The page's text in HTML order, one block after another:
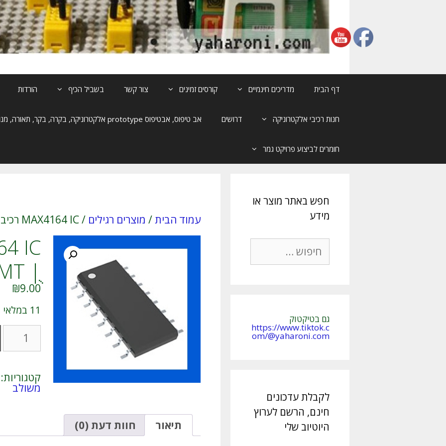
דף הבית מדריכים חינמיים קורסים זמינים צור קשר בשביל הכיף הורדות
חנות רכיבי אלקטרוניקה דרושים אב טיפוס, אבטיפוס prototype אלקטרוניקה, בקרה, בקר, תאורה, מנוע, הנעה
חומרים לביצוע פרויקט גמר
עמוד הבית/ מוצרים רגילים / MAX4164 IC רכיב ֻ| SMT
ֻ| SMT
₪9.00
11 במלאי
כמות
רכיב
ֻ|
SMT
קטגוריות:
משולב
תיאור חוות דעת (0)
חפש באתר מוצר או
מידע
חיפוש:
גם בטיקטוק
https://www.tiktok.c
om/@yaharoni.com
לקבלת עדכונים
חינם, הרשם לערוץ
היוטיוב שלי